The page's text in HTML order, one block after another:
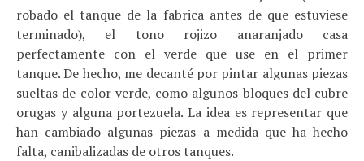
robado el tanque de la fabrica antes de que estuviese
terminado), el tono rojizo anaranjado casa
perfectamente con el verde que use en el primer
tanque. De hecho, me decanté por pintar algunas piezas
sueltas de color verde, como algunos bloques del cubre
orugas y alguna portezuela. La idea es representar que
han cambiado algunas piezas a medida que ha hecho
falta, canibalizadas de otros tanques.